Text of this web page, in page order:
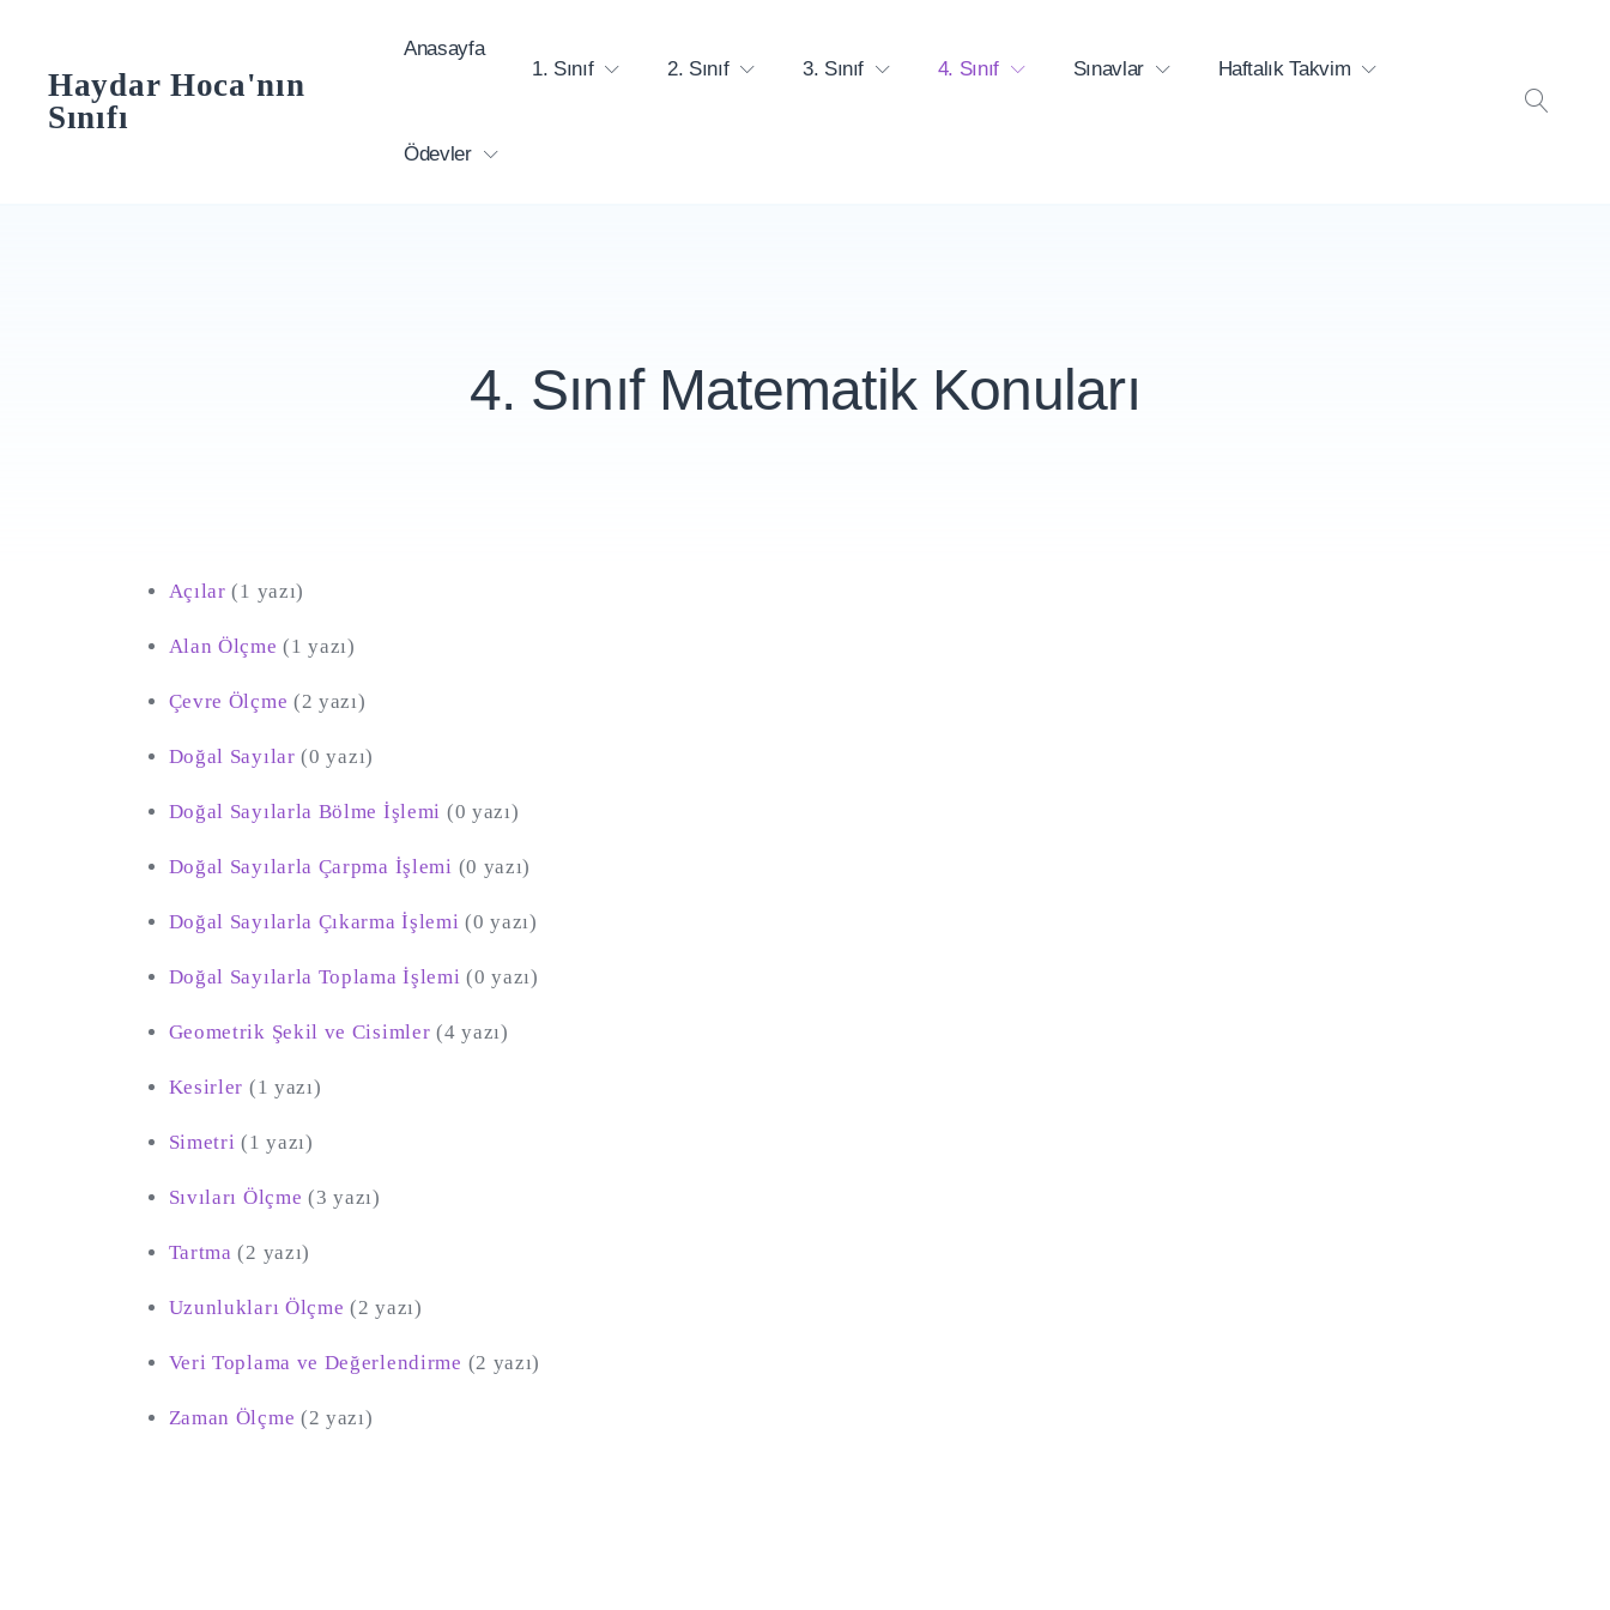
contentHaydar Hoca'nın
Sınıfı
Anasayfa
1. Sınıf
2. Sınıf 3. Sınıf 4. Sınıf Sınavlar Haftalık Takvim
Ödevler
4. Sınıf Matematik Konuları
Açılar (1 yazı)
Alan Ölçme (1 yazı)
Çevre Ölçme (2 yazı)
Doğal Sayılar (0 yazı)
Doğal Sayılarla Bölme İşlemi (0 yazı)
Doğal Sayılarla Çarpma İşlemi (0 yazı)
Doğal Sayılarla Çıkarma İşlemi (0 yazı)
Doğal Sayılarla Toplama İşlemi (0 yazı)
Geometrik Şekil ve Cisimler (4 yazı)
Kesirler (1 yazı)
Simetri (1 yazı)
Sıvıları Ölçme (3 yazı)
Tartma (2 yazı)
Uzunlukları Ölçme (2 yazı)
Veri Toplama ve Değerlendirme (2 yazı)
Zaman Ölçme (2 yazı)